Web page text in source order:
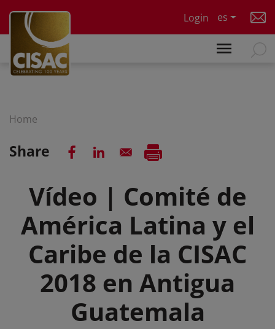
Login
es
Home
Share
Vídeo | Comité de
América Latina y el
Caribe de la CISAC
2018 en Antigua
Guatemala